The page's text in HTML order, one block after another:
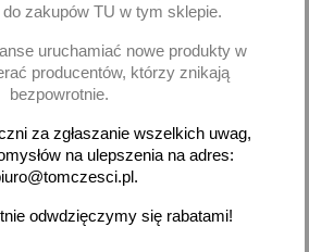
favorite_border favorite_border
zakupów TU w tym sklepie.
uruchamiać nowe produkty w
producentów, którzy znikają
bezpowrotnie.
za zgłaszanie wszelkich uwag,
na ulepszenia na adres:
odwdzięczymy się rabatami!